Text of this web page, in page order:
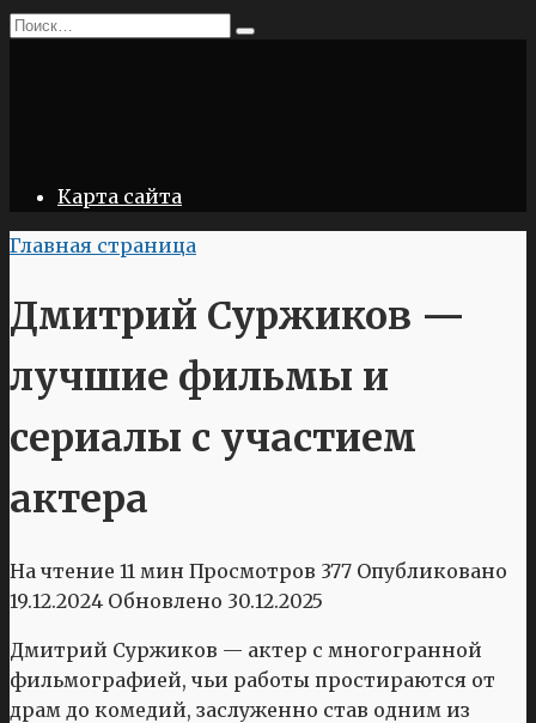
Перейти
Search
Карта сайта
Главная страница
Дмитрий Суржиков —
лучшие фильмы и
сериалы с участием
актера
На чтение 11 мин Просмотров 377 Опубликовано
19.12.2024 Обновлено 30.12.2025
Дмитрий Суржиков — актер с многогранной
фильмографией, чьи работы простираются от
драм до комедий, заслуженно став одним из